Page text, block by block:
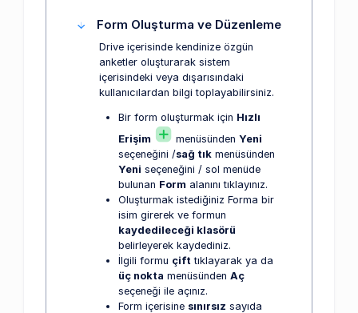
Form Oluşturma ve Düzenleme
Drive içerisinde kendinize özgün
anketler oluşturarak sistem
içerisindeki veya dışarısındaki
kullanıcılardan bilgi toplayabilirsiniz.
Bir form oluşturmak için Hızlı
Erişim
menüsünden Yeni
seçeneğini /sağ tık menüsünden
Yeni seçeneğini / sol menüde
bulunan Form alanını tıklayınız.
Oluşturmak istediğiniz Forma bir
isim girerek ve formun
kaydedileceği klasörü
belirleyerek kaydediniz.
İlgili formu çift tıklayarak ya da
üç nokta menüsünden Aç
seçeneği ile açınız.
Form içerisine sınırsız sayıda